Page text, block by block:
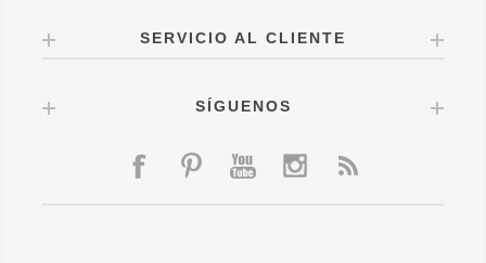
SERVICIO AL CLIENTE
SÍGUENOS